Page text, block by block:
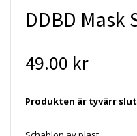
DDBD Mask
49.00 kr
Produkten är tyvärr